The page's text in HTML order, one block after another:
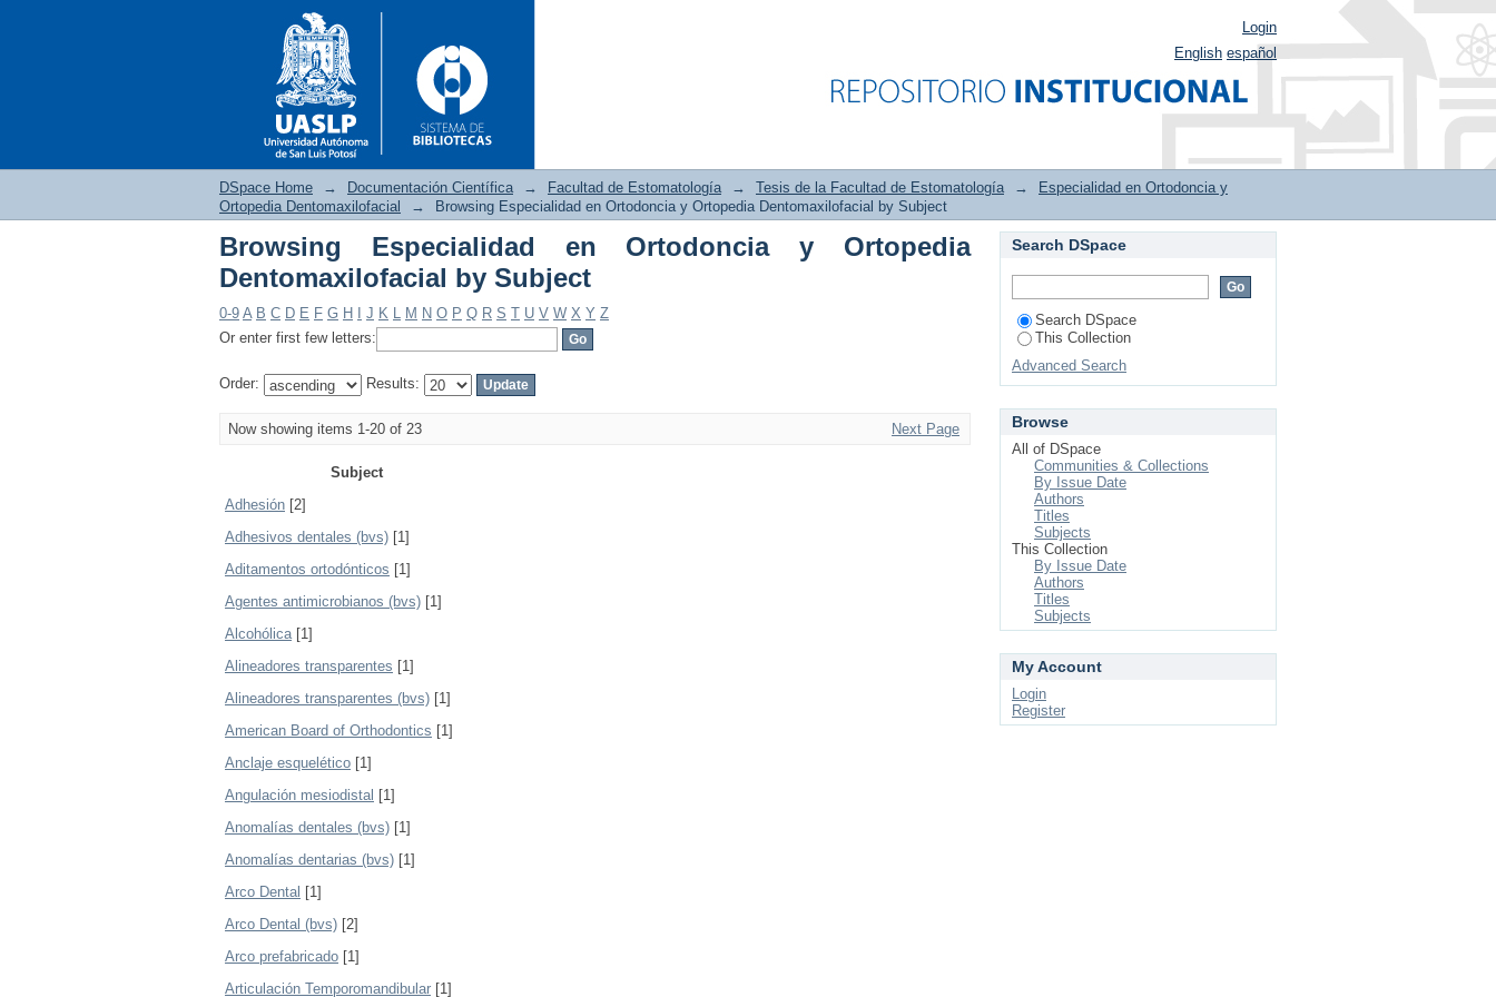
Browsing Especialidad en Ortodoncia y Ortopedia Dentomaxilofacial by Subject
Login
English español
DSpace Home → Documentación Científica → Facultad de Estomatología → Tesis de la Facultad de Estomatología →
Especialidad en Ortodoncia y
Ortopedia Dentomaxilofacial
→ Browsing Especialidad en Ortodoncia y Ortopedia Dentomaxilofacial by Subject
Browsing Especialidad en Ortodoncia y Ortopedia
Dentomaxilofacial by Subject
0-9 A B C D E F G H J K L M N O P Q R S T U V W X Y Z
Or enter first few letters:
Order: Results:
Now showing items 1-20 of 23 Next Page
Subject
Adhesión [2]
Adhesivos dentales (bvs) [1]
Aditamentos ortodónticos [1]
Agentes antimicrobianos (bvs) [1]
Alcohólica[1]
Alineadores transparentes [1]
Alineadores transparentes (bvs) [1]
American Board of Orthodontics [1]
Anclaje esquelético [1]
Angulación mesiodistal [1]
Anomalías dentales (bvs) [1]
Anomalías dentarias (bvs) [1]
Arco Dental [1]
Arco Dental (bvs) [2]
Arco prefabricado [1]
Articulación Temporomandibular [1]
Search DSpace
Search DSpace
This Collection
Advanced Search
Browse
All of DSpace
Communities & Collections
By Issue Date
Authors
Titles
Subjects
This Collection
By Issue Date
Authors
Titles
Subjects
My Account
Login
Register